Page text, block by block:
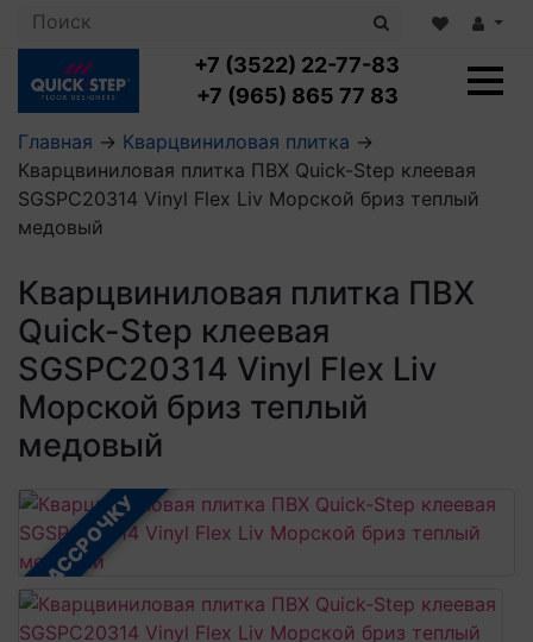
+7 (3522) 22-77-83
+7 (965) 865 77 83
Ламинат с укладкой
Ламинат 32 класс
Посмотреть все категории
LOC FLOOR PLUS
LOC FLOOR ARCTIC
Посмотреть все категории
Кварцвиниловая плитка с укладкой
Клеевая кварцвиниловая плитка
Виниловый ламинат
Кварцвинил SPC OASIS
Посмотреть все категории
Плинтус
Профили для ступеней
Подложка
Пороги
Аксессуары для напольных покрытий
Посмотреть все категории
Аксессуары для стеновых панелей
Посмотреть все категории
Главная → Кварцвиниловая плитка →
Кварцвиниловая плитка ПВХ Quick-Step клеевая
SGSPC20314 Vinyl Flex Liv Морской бриз теплый
медовый
Кварцвиниловая плитка ПВХ
Quick-Step клеевая
SGSPC20314 Vinyl Flex Liv
Морской бриз теплый
медовый
В РАССРОЧКУ